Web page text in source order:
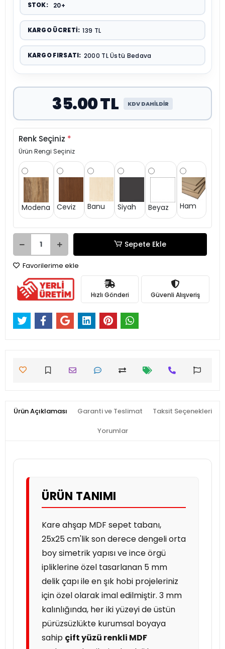
STOK: 20+
KARGO ÜCRETI: 139 TL
KARGO FIRSATI: 2000 TL Üstü Bedava
35.00 TL KDV DAHİLDİR
Renk Seçiniz *
Ürün Rengi Seçiniz
Modena Ceviz Banu Siyah Beyaz Ham
Sepete Ekle
Favorilerime ekle
Hızlı Gönderi Güvenli Alışveriş
Ürün Açıklaması Garanti ve Teslimat Taksit Seçenekleri
Yorumlar
ÜRÜN TANIMI
Kare ahşap MDF sepet tabanı,
25x25 cm'lik son derece dengeli orta
boy simetrik yapısı ve ince örgü
ipliklerine özel tasarlanan 5 mm
delik çapı ile en şık hobi projeleriniz
için özel olarak imal edilmiştir. 3 mm
kalınlığında, her iki yüzeyi de üstün
pürüzsüzlükte kurumsal boyaya
sahip çift yüzü renkli MDF